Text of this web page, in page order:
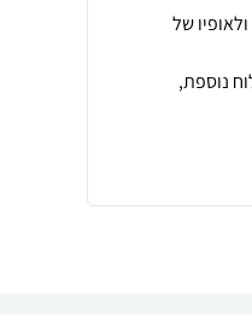
של
נוספת,